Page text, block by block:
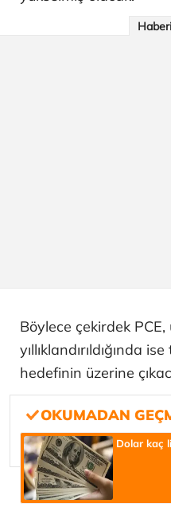
Böylece çekirdek PCE,
yıllıklandırıldığında
hedefinin üzerine
Dolar kaç